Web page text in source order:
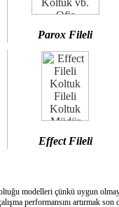
Parox Fileli
Effect Fileli
modelleri çünkü uygun
performansını artırmak